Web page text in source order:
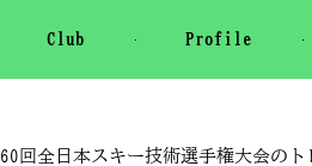
Club Profile
全日本スキー技術選手権大会のト